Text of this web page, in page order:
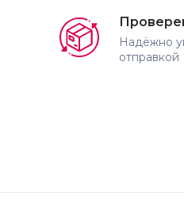
Надёжно
отправкой